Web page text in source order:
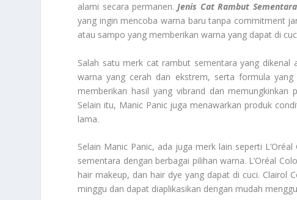
alami secara permanen.Jenis Cat Rambut Sementara
yang ingin mencoba warna baru tanpa commitment
atau sampo yang memberikan warna yang dapat di
Salah satu merk cat rambut sementara yang dikenal
warna yang cerah dan ekstrem, serta formula
memberikan hasil yang vibrand dan memungkinkan
Selain itu, Manic Panic juga menawarkan produk
lama.
Selain Manic Panic, ada juga merk lain seperti
sementara dengan berbagai pilihan warna. L’Oréal
hair makeup, dan hair dye yang dapat di cuci. Clairol
minggu dan dapat diaplikasikan dengan mudah